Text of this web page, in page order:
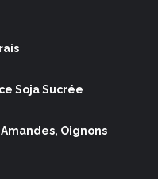
Soja Sucrée
Amandes, Oignons